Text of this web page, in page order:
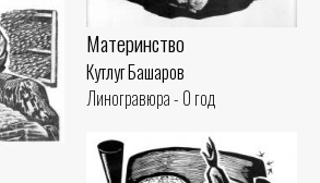
Материнство
Кутлуг Башаров
Линогравюра - 0 год